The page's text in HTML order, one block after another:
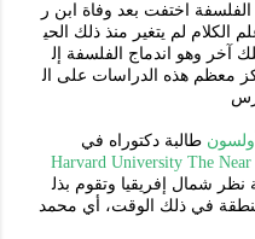
الفلسفة اختفت بعد وفاة ابن ر
الكلام لم يتغير منذ ذلك
الحي
آخر وهو اندماج الفلسفة
إل
معظم هذه الدراسات على
ال
أولسون طالبة دكتوراه في
Harvard University The
نظر شمال إفريقيا وتقوم بذل
في ذلك الوقت، أي محمد